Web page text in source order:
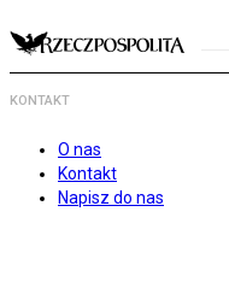
KONTAKT
O nas
Kontakt
Napisz do nas